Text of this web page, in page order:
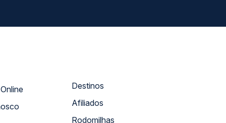
Atendimento Online
Destinos
Afiliados
Rodomilhas